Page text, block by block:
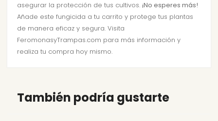
asegurar la protección de tus cultivos. ¡No esperes más!
Añade este fungicida a tu carrito y protege tus plantas
de manera eficaz y segura. Visita
FeromonasyTrampas.com para más información y
realiza tu compra hoy mismo.
También podría gustarte